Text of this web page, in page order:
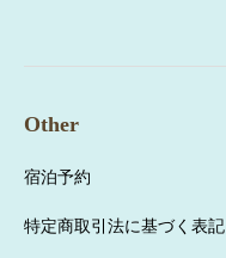
Other
宿泊予約
特定商取引法に基づく表記